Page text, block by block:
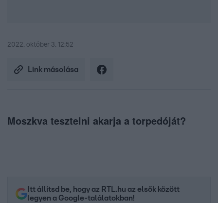
2022. október 3. 12:52
Link másolása
Moszkva tesztelni akarja a torpedóját?
Itt állítsd be, hogy az RTL.hu az elsők között
legyen a Google-találatokban!